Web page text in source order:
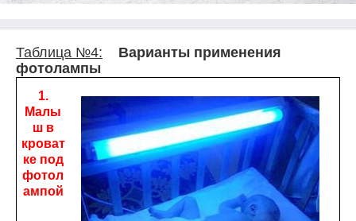
Таблица №4:
Варианты применения
фотолампы
1.
Малы
ш в
кроват
ке под
фотол
ампой